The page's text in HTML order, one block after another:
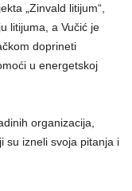
„Zinvald litijum“,
litijuma, a Vučić je
doprineti
u energetskoj
organizacija,
su izneli svoja pitanja i